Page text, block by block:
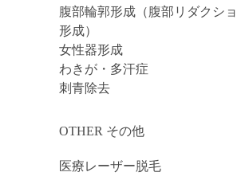
腹部輪郭形成（腹部リダクシ
形成）
女性器形成
わきが・多汗症
刺青除去
OTHER その他
医療レーザー脱毛